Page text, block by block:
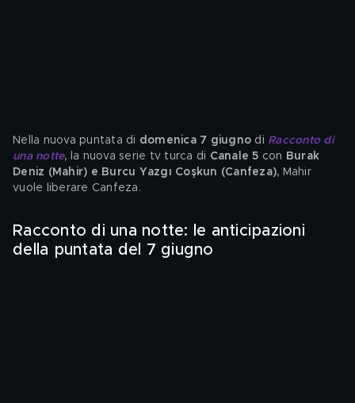
Nella nuova puntata di domenica 7 giugno di Racconto di
una notte, la nuova serie tv turca di Canale 5 con Burak
Deniz (Mahir) e Burcu Yazgı Coşkun (Canfeza), Mahir
vuole liberare Canfeza.
Racconto di una notte: le anticipazioni
della puntata del 7 giugno